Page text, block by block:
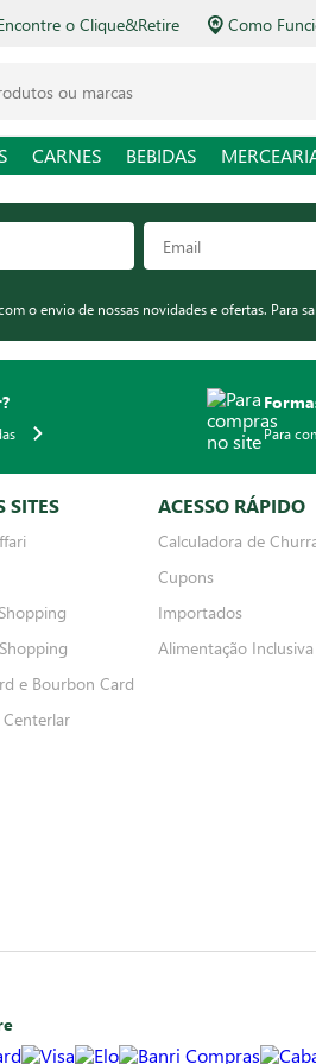
o Clique&Retire Como
CARNES BEBIDAS
o envio de nossas novidades e ofertas. Para
Para
SITES
e Bourbon Card
ACESSO RÁPIDO
Calculadora de
Cupons
Importados
Alimentação Inclusiva